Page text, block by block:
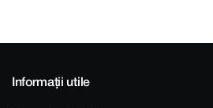
Informații utile